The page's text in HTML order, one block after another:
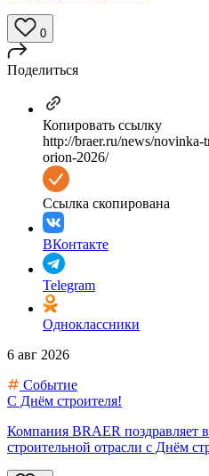
0
Поделиться
Копировать ссылку
http://braer.ru/news/
orion-2026/
Ссылка скопирована
ВКонтакте
Telegram
Одноклассники
6 авг 2026
Событие
С Днём строителя!
Компания BRAER поздравляет
строительной отрасли с Днём